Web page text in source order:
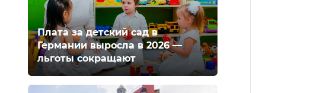
Плата за детский сад в
Германии выросла в 2026 —
льготы сокращают